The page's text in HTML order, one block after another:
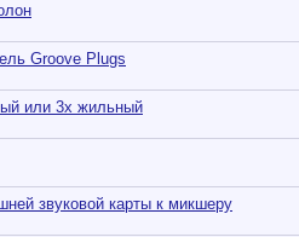
Groove Plugs
или 3х жильный
звуковой карты к микшеру